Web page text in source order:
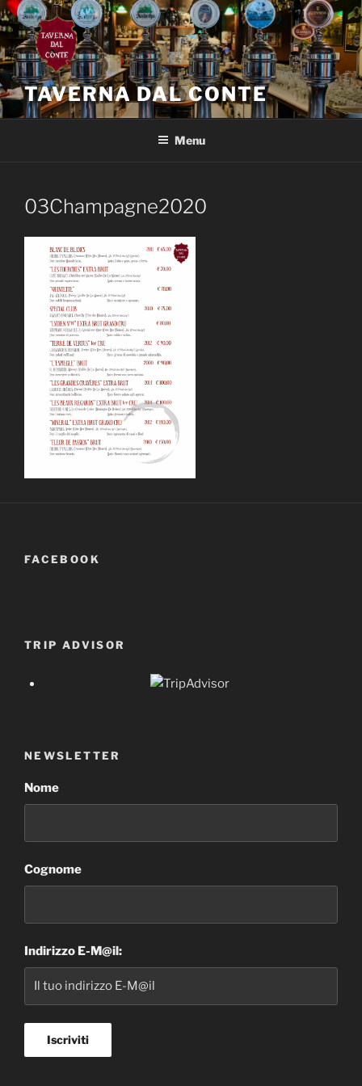
Salta
al
contenuto
TAVERNA DAL CONTE
Menu
03Champagne2020
FACEBOOK
TRIP ADVISOR
NEWSLETTER
Nome
Cognome
Indirizzo E-M@il: